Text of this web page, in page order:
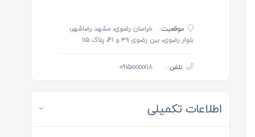
موقعیت:
خراسان رضوی، مشهد رضاشهر،
بلوار رضوی، بین رضوی ۳۹ و ۴۱، پلاک ۱۱۵
تلفن : 0915xxxxx18
اطلاعات تکمیلی